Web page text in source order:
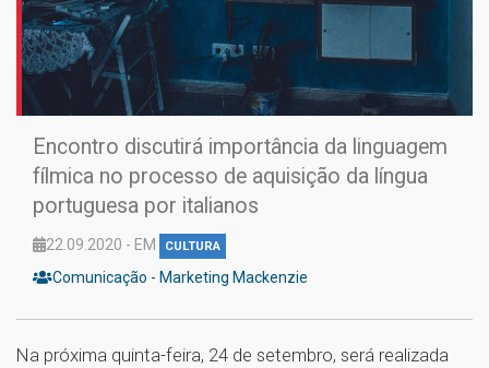
Encontro discutirá importância da linguagem
fílmica no processo de aquisição da língua
portuguesa por italianos
22.09.2020 - EM CULTURA
Comunicação - Marketing Mackenzie
Na próxima quinta-feira, 24 de setembro, será realizada